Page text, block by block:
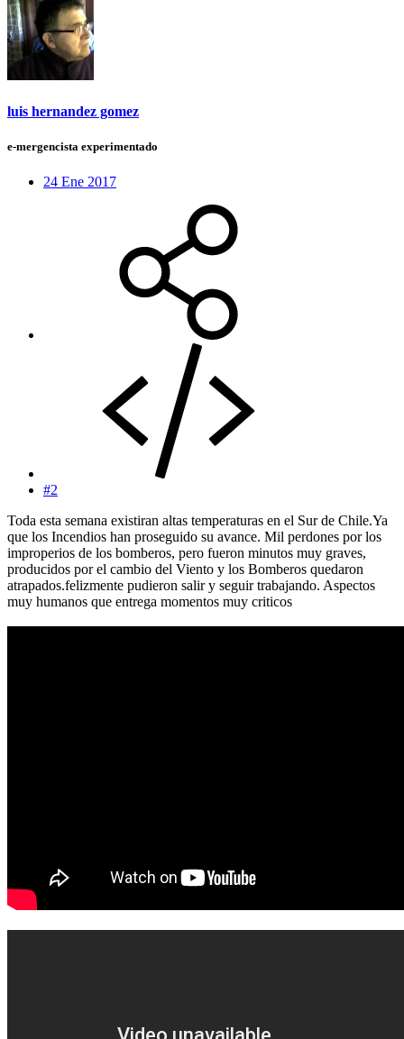
luis hernandez gomez
e-mergencista experimentado
24 Ene 2017
#2
Toda esta semana existiran altas temperaturas en el Sur de Chile.Ya
que los Incendios han proseguido su avance. Mil perdones por los
improperios de los bomberos, pero fueron minutos muy graves,
producidos por el cambio del Viento y los Bomberos quedaron
atrapados.felizmente pudieron salir y seguir trabajando. Aspectos
muy humanos que entrega momentos muy criticos